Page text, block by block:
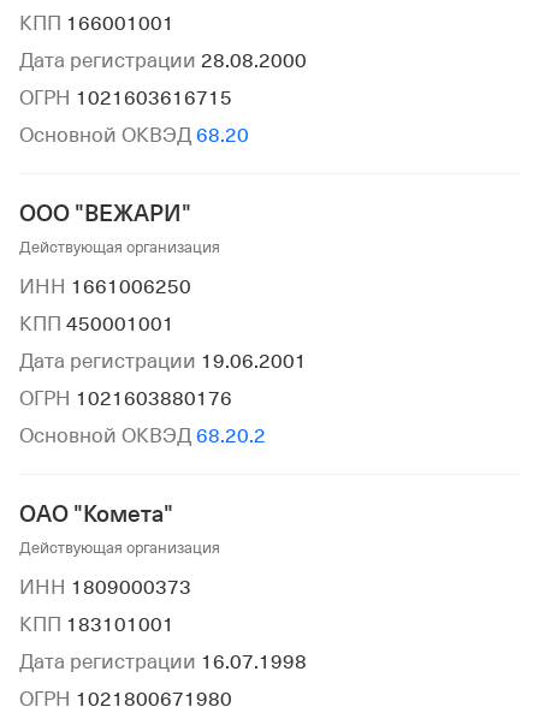
КПП 166001001
Дата регистрации 28.08.2000
ОГРН 1021603616715
Основной ОКВЭД 68.20
ООО "ВЕЖАРИ"
Действующая организация
ИНН 1661006250
КПП 450001001
Дата регистрации 19.06.2001
ОГРН 1021603880176
Основной ОКВЭД 68.20.2
ОАО "Комета"
Действующая организация
ИНН 1809000373
КПП 183101001
Дата регистрации 16.07.1998
ОГРН 1021800671980